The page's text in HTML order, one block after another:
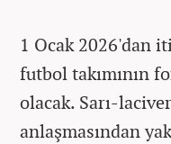
1 Ocak 2026'dan
futbol takımının
olacak. Sarı-
anlaşmasından